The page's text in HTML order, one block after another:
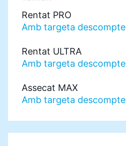
Rentat PRO
Amb targeta descompte
Rentat ULTRA
Amb targeta descompte
Assecat MAX
Amb targeta descompte